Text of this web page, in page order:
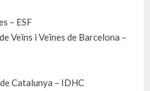
– ESF
Veïns i Veïnes de Barcelona –
Catalunya – IDHC